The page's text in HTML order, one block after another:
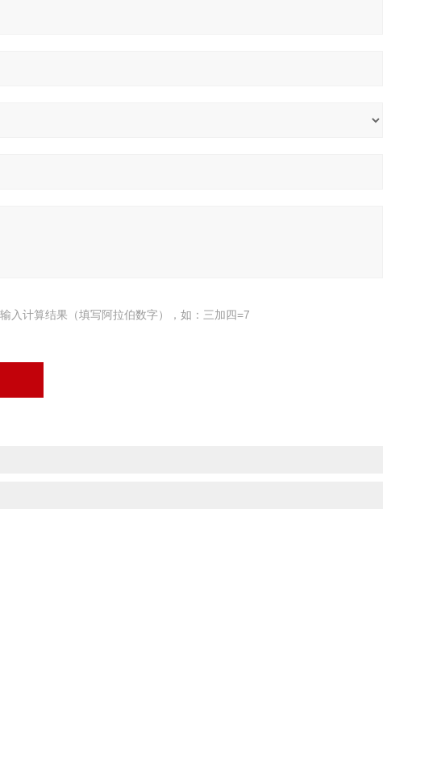
入计算结果（填写阿拉伯数字），如：三加四=7